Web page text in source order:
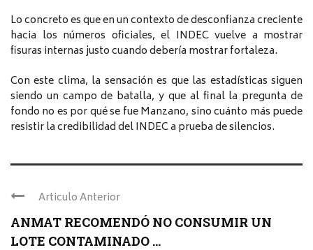
Lo concreto es que en un contexto de desconfianza creciente
hacia los números oficiales, el INDEC vuelve a mostrar
fisuras internas justo cuando debería mostrar fortaleza.
Con este clima, la sensación es que las estadísticas siguen
siendo un campo de batalla, y que al final la pregunta de
fondo no es por qué se fue Manzano, sino cuánto más puede
resistir la credibilidad del INDEC a prueba de silencios.
Articulo Anterior
ANMAT RECOMENDÓ NO CONSUMIR UN
LOTE CONTAMINADO ...